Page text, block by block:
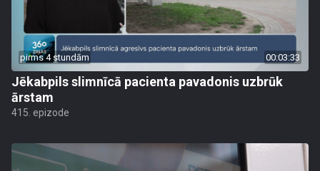
pirms 4 stundām 00:03:33
Jēkabpils slimnīcā pacienta pavadonis uzbrūk
ārstam
415. epizode